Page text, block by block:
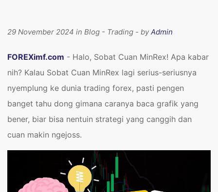
29 November 2024 in Blog - Trading - byAdmin
FOREXimf.com - Halo, Sobat Cuan MinRex! Apa kabar
nih? Kalau Sobat Cuan MinRex lagi serius-seriusnya
nyemplung ke dunia trading forex, pasti pengen
banget tahu dong gimana caranya baca grafik yang
bener, biar bisa nentuin strategi yang canggih dan
cuan makin ngejoss.